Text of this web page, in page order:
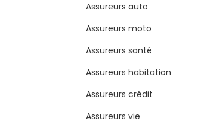
Assureurs auto
Assureurs moto
Assureurs santé
Assureurs habitation
Assureurs crédit
Assureurs vie